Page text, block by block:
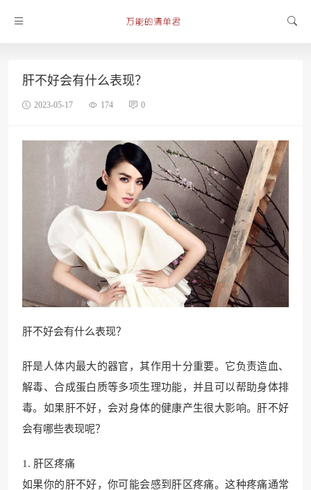
肝不好会有什么表现？
2023-05-17 174 0
肝不好会有什么表现？
肝是人体内最大的器官，其作用十分重要。它负责造血、
解毒、合成蛋白质等多项生理功能，并且可以帮助身体排
毒。如果肝不好，会对身体的健康产生很大影响。肝不好
会有哪些表现呢？
1. 肝区疼痛
如果你的肝不好，你可能会感到肝区疼痛。这种疼痛通常